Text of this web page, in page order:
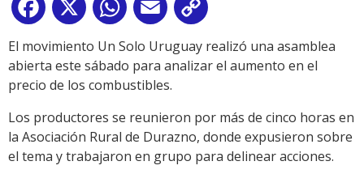
Facebook
X WhatsApp
Email
Link
El movimiento Un Solo Uruguay realizó una asamblea
abierta este sábado para analizar el aumento en el
precio de los combustibles.
Los productores se reunieron por más de cinco horas en
la Asociación Rural de Durazno, donde expusieron sobre
el tema y trabajaron en grupo para delinear acciones.